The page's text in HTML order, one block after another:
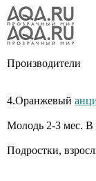
Производители
4.Оранжевый
Молодь 2-3 мес. В
Подростки,